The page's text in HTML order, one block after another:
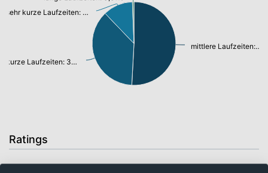
mittlere Laufzeiten: 50,85%
kurze Laufzeiten: 37,01%
sehr kurze Laufzeiten: 11,53%
Ratings